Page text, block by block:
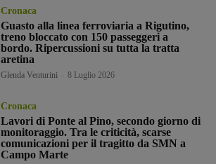
Cronaca
Guasto alla linea ferroviaria a Rigutino,
treno bloccato con 150 passeggeri a
bordo. Ripercussioni su tutta la tratta
aretina
Glenda Venturini 8 Luglio 2026
Cronaca
Lavori di Ponte al Pino, secondo giorno di
monitoraggio. Tra le criticità, scarse
comunicazioni per il tragitto da SMN a
Campo Marte